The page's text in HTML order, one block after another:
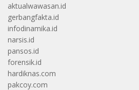
aktualwawasan.id
gerbangfakta.id
infodinamika.id
narsis.id
pansos.id
forensik.id
hardiknas.com
pakcoy.com